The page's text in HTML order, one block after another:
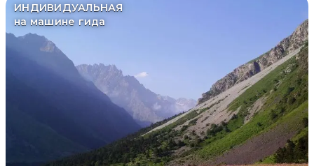
ИНДИВИДУАЛЬНАЯ
на машине гида